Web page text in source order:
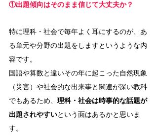
①出題傾向はそのまま信じて大丈夫か？
特に理科・社会で毎年よく耳にするのが、あ
る単元や分野の出題をしますというような内
容です。
国語や算数と違いその年に起こった自然現象
（災害）や社会的な出来事と関連が深い教科
でもあるため、 理科・社会は時事的な話題が
出題されやすいという面はあるかと思いま
す。